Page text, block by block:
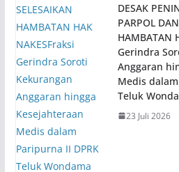
DESAK
PARPOL
HAMBATAN
Gerindra
Anggaran
Medis
Teluk
23 Juli 2026